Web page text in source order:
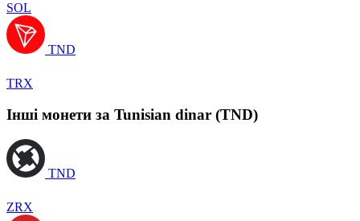
SOL
TND
TRX
Інші монети за Tunisian dinar (TND)
TND
ZRX